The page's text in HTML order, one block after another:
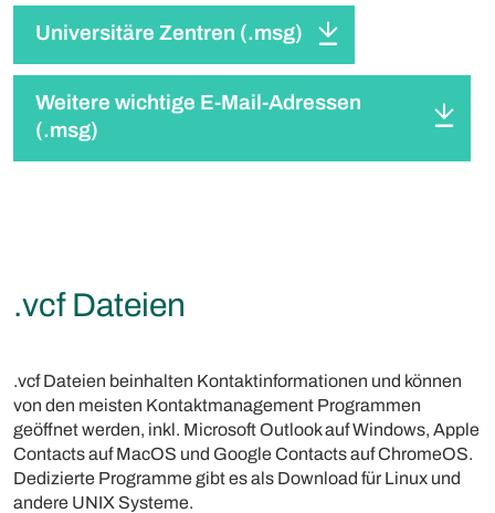
Universitäre Zentren (.msg)
Weitere wichtige E-Mail-Adressen
(.msg)
.vcf Dateien
.vcf Dateien beinhalten Kontaktinformationen und können
von den meisten Kontaktmanagement Programmen
geöffnet werden, inkl. Microsoft Outlook auf Windows, Apple
Contacts auf MacOS und Google Contacts auf ChromeOS.
Dedizierte Programme gibt es als Download für Linux und
andere UNIX Systeme.